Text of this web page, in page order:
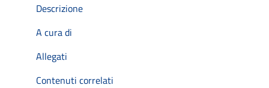
Descrizione
A cura di
Allegati
Contenuti correlati